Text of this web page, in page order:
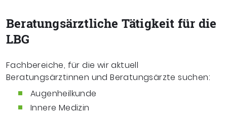
Beratungs­ärztliche Tätigkeit für die
LBG
Fachbereiche, für die wir aktuell
Beratungsärztinnen und Beratungsärzte suchen:
Augenheilkunde
Innere Medizin